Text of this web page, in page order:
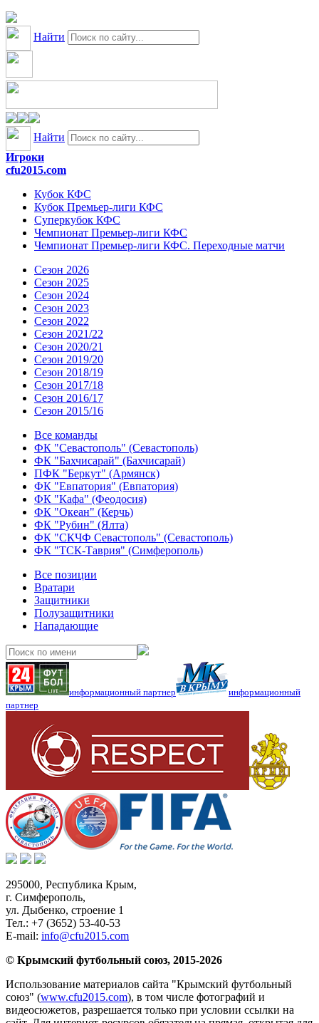
Найти
Найти
Игроки
cfu2015.com
Кубок КФС
Кубок Премьер-лиги КФС
Суперкубок КФС
Чемпионат Премьер-лиги КФС
Чемпионат Премьер-лиги КФС. Переходные матчи
Сезон 2026
Сезон 2025
Сезон 2024
Сезон 2023
Сезон 2022
Сезон 2021/22
Сезон 2020/21
Сезон 2019/20
Сезон 2018/19
Сезон 2017/18
Сезон 2016/17
Сезон 2015/16
Все команды
ФК "Севастополь" (Севастополь)
ФК "Бахчисарай" (Бахчисарай)
ПФК "Беркут" (Армянск)
ФК "Евпатория" (Евпатория)
ФК "Кафа" (Феодосия)
ФК "Океан" (Керчь)
ФК "Рубин" (Ялта)
ФК "СКЧФ Севастополь" (Севастополь)
ФК "ТСК-Таврия" (Симферополь)
Все позиции
Вратари
Защитники
Полузащитники
Нападающие
информационный партнер
информационный
партнер
295000, Республика Крым,
г. Симферополь,
ул. Дыбенко, строение 1
Тел.: +7 (3652) 53-40-53
E-mail: info@cfu2015.com
© Крымский футбольный союз, 2015-2026
Использование материалов сайта "Крымский футбольный
союз" (www.cfu2015.com), в том числе фотографий и
видеосюжетов, разрешается только при условии ссылки на